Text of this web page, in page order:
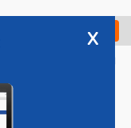
Check in
x